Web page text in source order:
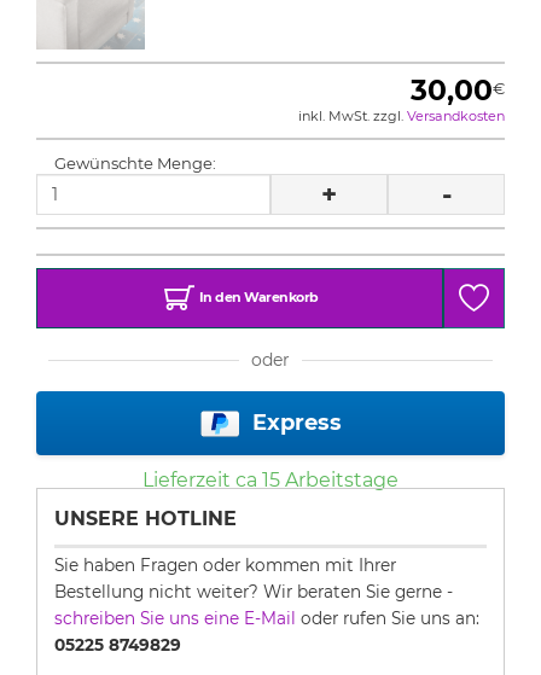
30,00€
inkl. MwSt. zzgl. Versandkosten
Gewünschte Menge:
+ -
In den Warenkorb
oder
Express
Lieferzeit ca 15 Arbeitstage
UNSERE HOTLINE
Sie haben Fragen oder kommen mit Ihrer
Bestellung nicht weiter? Wir beraten Sie gerne -
schreiben Sie uns eine E-Mail oder rufen Sie uns an:
05225 8749829